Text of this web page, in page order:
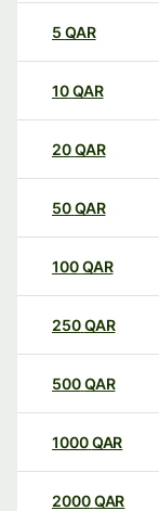
5 QAR
10QAR
20QAR
50QAR
100QAR
250QAR
500QAR
1000QAR
2000QAR